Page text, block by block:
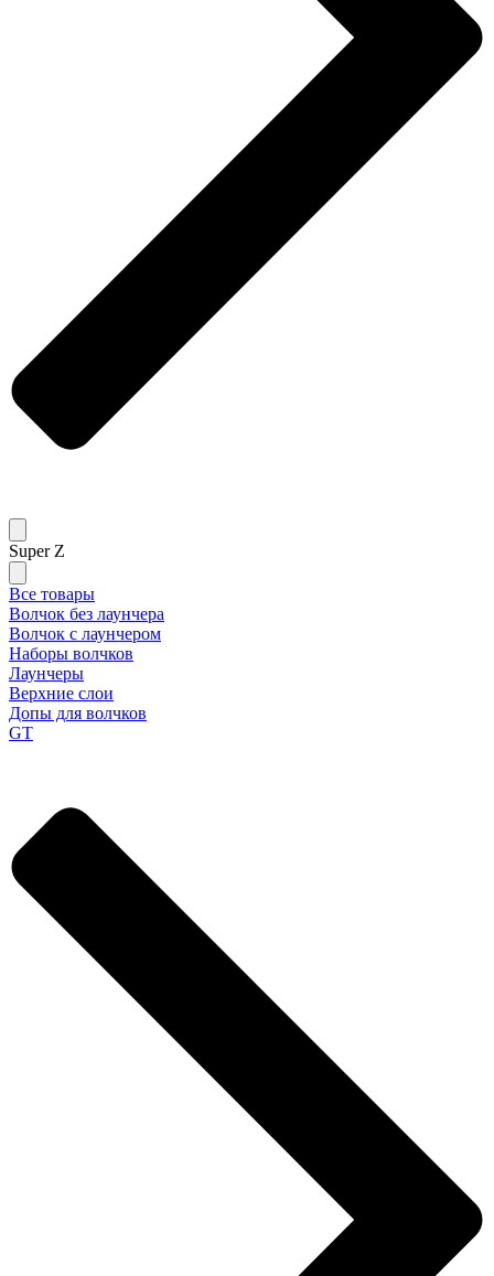
Super Z
Все товары
Волчок без лаунчера
Волчок с лаунчером
Наборы волчков
Лаунчеры
Верхние слои
Допы для волчков
GT